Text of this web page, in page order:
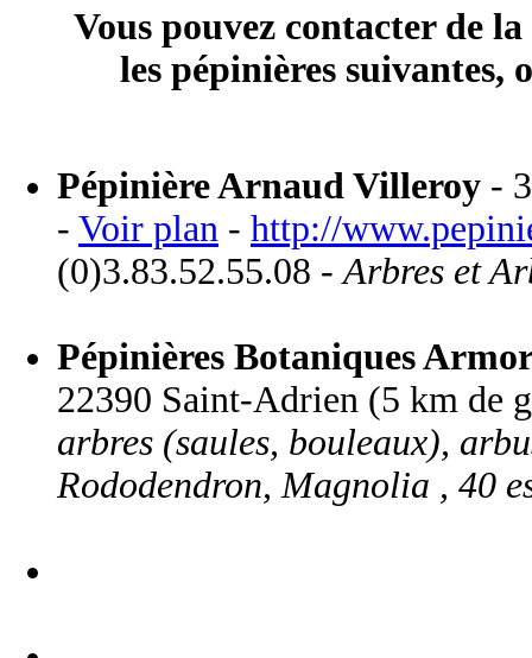
Vous pouvez contacter de
les pépinières
Pépinière Arnaud Villeroy -
- Voir plan - http://
(0)3.83.52.55.08 -Arbres et
Pépinières Botaniques
22390 Saint-Adrien (5 km de
arbres (saules, bouleaux),
Rododendron, Magnolia , 40